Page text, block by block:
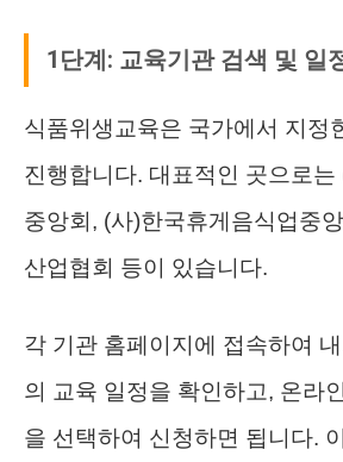
1단계: 교육기관 검색 및 일
식품위생교육은 국가에서 지정
진행합니다. 대표적인 곳으로는
중앙회, (사)한국휴게음식업중
산업협회 등이 있습니다.
각 기관 홈페이지에 접속하여
의 교육 일정을 확인하고, 온라
을 선택하여 신청하면 됩니다.